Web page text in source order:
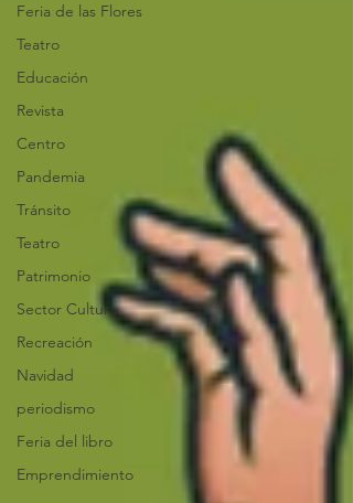
Feria de las Flores
Teatro
Educación
Revista
Centro
Pandemia
Tránsito
Teatro
Patrimonio
Sector Cultura
Recreación
Navidad
periodismo
Feria del libro
Emprendimiento